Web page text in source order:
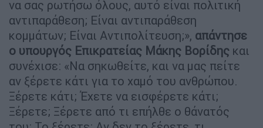
να σας ρωτήσω όλους, αυτό είναι πολιτική
αντιπαράθεση; Είναι αντιπαράθεση
κομμάτων; Είναι Αντιπολίτευση;», απάντησε
ο υπουργός Επικρατείας Μάκης Βορίδης και
συνέχισε: «Να σηκωθείτε, και να μας πείτε
αν ξέρετε κάτι για το χαμό του ανθρώπου.
Ξέρετε κάτι; Έχετε να εισφέρετε κάτι;
Ξέρετε; Ξέρετε από τι επήλθε ο θάνατός